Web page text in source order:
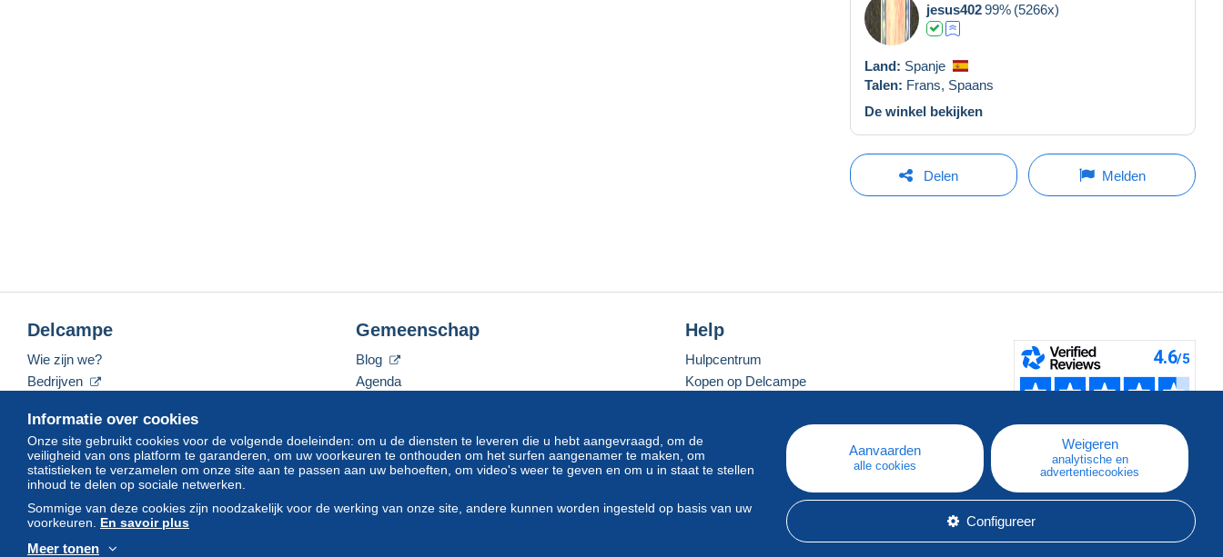
jesus40299% (5266x)
Land: Spanje
Talen: Frans, Spaans
De winkel bekijken
Delen Melden
Informatie over cookies
Onze site gebruikt cookies voor de volgende doeleinden: om u de diensten te leveren die u hebt aangevraagd, om de
veiligheid van ons platform te garanderen, om uw voorkeuren te onthouden om het surfen aangenamer te maken, om
statistieken te verzamelen om onze site aan te passen aan uw behoeften, om video's weer te geven en om u in staat te stellen
inhoud te delen op sociale netwerken.
Sommige van deze cookies zijn noodzakelijk voor de werking van onze site, andere kunnen worden ingesteld op basis van uw
voorkeuren. En savoir plus
Meer tonen
Aanvaarden
alle cookies
Weigeren
analytische en
advertentiecookies
Configureer
Delcampe
Wie zijn we?
Bedrijven
Neem contact met ons op
Gemeenschap
Blog
Agenda
Help
Hulpcentrum
Kopen op Delcampe
Een beveiligde website
© Delcampe International srl. Alle rechten voorbehouden.